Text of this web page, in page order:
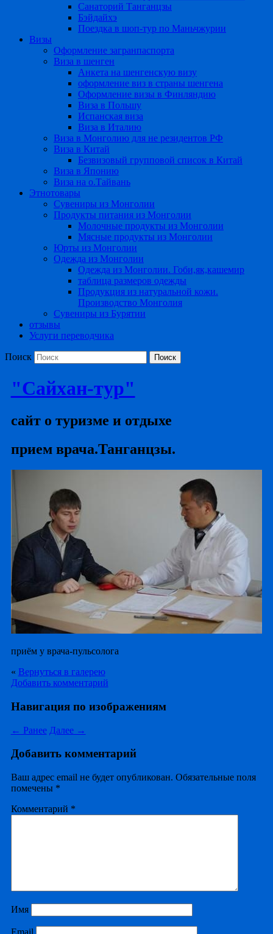
Санаторий Танганцзы
Бэйдайхэ
Поездка в шоп-тур по Маньчжурии
Визы
Оформление загранпаспорта
Виза в шенген
Анкета на шенгенскую визу
оформление виз в страны шенгена
Оформление визы в Финляндию
Виза в Польшу
Испанская виза
Виза в Италию
Виза в Монголию для не резидентов РФ
Виза в Китай
Безвизовый групповой список в Китай
Виза в Японию
Виза на о.Тайвань
Этнотовары
Сувениры из Монголии
Продукты питания из Монголии
Молочные продукты из Монголии
Мясные продукты из Монголии
Юрты из Монголии
Одежда из Монголии
Одежда из Монголии. Гоби,як,кашемир
таблица размеров одежды
Продукция из натуральной кожи.
Производство Монголия
Сувениры из Бурятии
отзывы
Услуги переводчика
Поиск
"Сайхан-тур"
сайт о туризме и отдыхе
прием врача.Танганцзы.
приём у врача-пульсолога
« Вернуться в галерею
Добавить комментарий
Навигация по изображениям
← Ранее Далее →
Добавить комментарий
Ваш адрес email не будет опубликован. Обязательные поля
помечены *
Комментарий *
Имя
Email